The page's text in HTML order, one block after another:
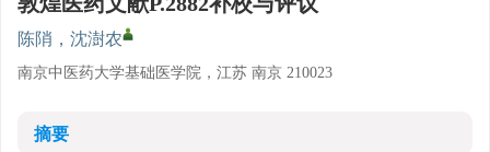
陈陗，沈澍农
南京中医药大学基础医学院，江苏 南京 210023
摘要